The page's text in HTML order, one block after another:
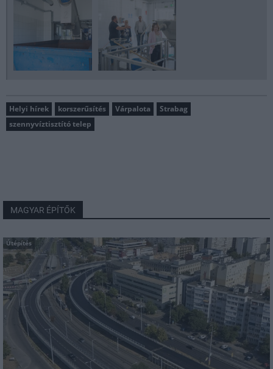
Helyi hírek korszerűsítés Várpalota
Strabag
szennyvíztisztító telep
MAGYAR ÉPÍTŐK
Útépítés